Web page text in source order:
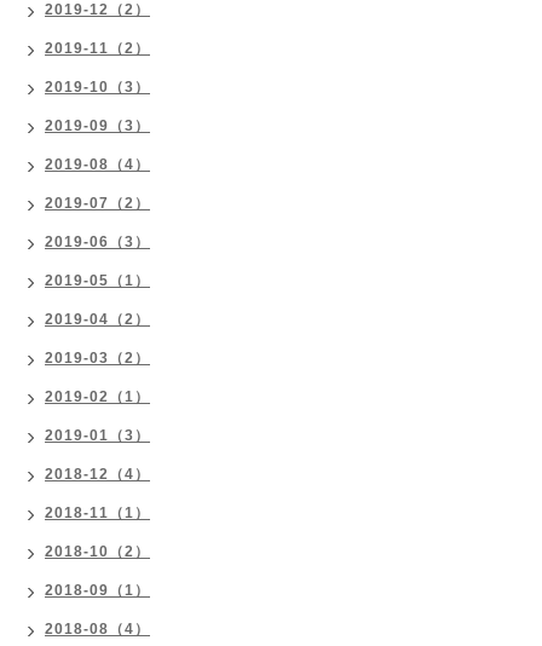
2019-12（2）
2019-11（2）
2019-10（3）
2019-09（3）
2019-08（4）
2019-07（2）
2019-06（3）
2019-05（1）
2019-04（2）
2019-03（2）
2019-02（1）
2019-01（3）
2018-12（4）
2018-11（1）
2018-10（2）
2018-09（1）
2018-08（4）